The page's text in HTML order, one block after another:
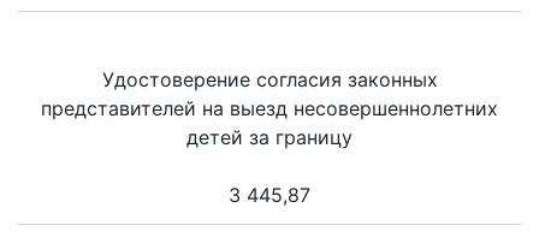
Удостоверение согласия законных
представителей на выезд несовершеннолетних
детей за границу
3 445,87